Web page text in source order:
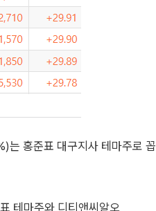
홍준표 대구지사 테마주로 꼽
테마주와 디티앤씨알오